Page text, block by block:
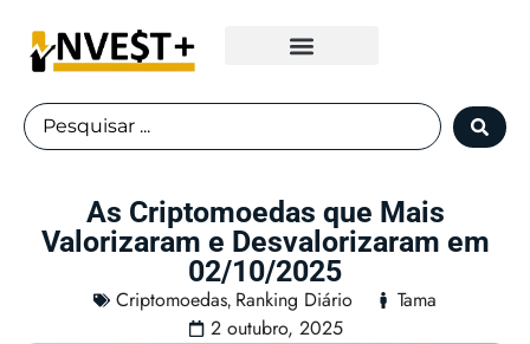
As Criptomoedas que Mais
Valorizaram e Desvalorizaram em
02/10/2025
Criptomoedas, Ranking Diário
Tama
2 outubro, 2025